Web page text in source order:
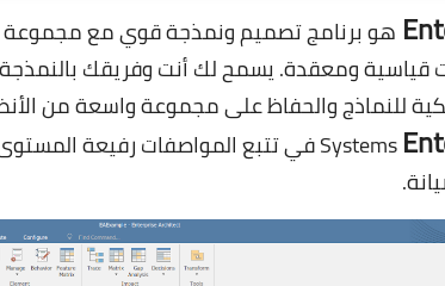
هو برنامج تصميم ونمذجة قوي مع مجموعة
ومعقدة. يسمح لك أنت وفريقك بالنمذجة
Systemsفي تتبع المواصفات رفيعة